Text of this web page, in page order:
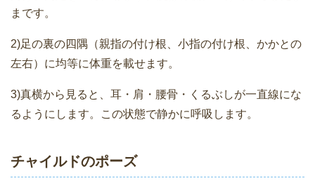
まです。
2)足の裏の四隅（親指の付け根、小指の付け根、かかとの
左右）に均等に体重を載せます。
3)真横から見ると、耳・肩・腰骨・くるぶしが一直線にな
るようにします。この状態で静かに呼吸します。
チャイルドのポーズ